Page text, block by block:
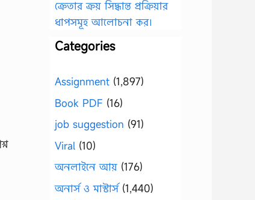
ক্রেতার ক্রয় সিদ্ধান্ত প্রক্রিয়ার
ধাপসমূহ আলোচনা কর।
Categories
Assignment (1,897)
Book PDF (16)
job suggestion (91)
Viral (10)
অনলাইনে আয় (176)
অনার্স ও মাস্টার্স(1,440)